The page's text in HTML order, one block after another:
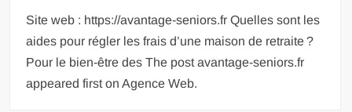
Site web : https://avantage-seniors.fr Quelles sont les
aides pour régler les frais d’une maison de retraite ?
Pour le bien-être des The post avantage-seniors.fr
appeared first on Agence Web.